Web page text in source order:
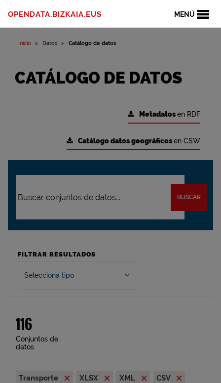
MENÚ
OPENDATA.BIZKAIA.EUS
Inicio Datos Catálogo de datos
CATÁLOGO DE DATOS
Metadatosen RDF
Catálogo datos geográficosen CSW
BUSCAR
FILTRAR RESULTADOS
Selecciona tipo
116
Conjuntos de
datos
Transporte XLSX XML
CSV